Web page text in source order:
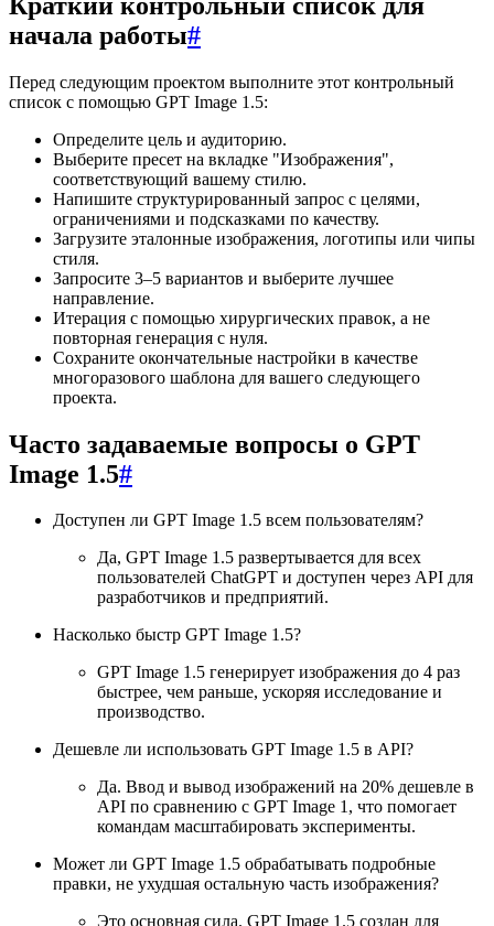
начала работы#
Перед следующим проектом выполните этот контрольный
список с помощью GPT Image 1.5:
Определите цель и аудиторию.
Выберите пресет на вкладке "Изображения",
соответствующий вашему стилю.
Напишите структурированный запрос с целями,
ограничениями и подсказками по качеству.
Загрузите эталонные изображения, логотипы или чипы
стиля.
Запросите 3–5 вариантов и выберите лучшее
направление.
Итерация с помощью хирургических правок, а не
повторная генерация с нуля.
Сохраните окончательные настройки в качестве
многоразового шаблона для вашего следующего
проекта.
Часто задаваемые вопросы о GPT
Image 1.5#
Доступен ли GPT Image 1.5 всем пользователям?
Да, GPT Image 1.5 развертывается для всех
пользователей ChatGPT и доступен через API для
разработчиков и предприятий.
Насколько быстр GPT Image 1.5?
GPT Image 1.5 генерирует изображения до 4 раз
быстрее, чем раньше, ускоряя исследование и
производство.
Дешевле ли использовать GPT Image 1.5 в API?
Да. Ввод и вывод изображений на 20% дешевле в
API по сравнению с GPT Image 1, что помогает
командам масштабировать эксперименты.
Может ли GPT Image 1.5 обрабатывать подробные
правки, не ухудшая остальную часть изображения?
Это основная сила. GPT Image 1.5 создан для